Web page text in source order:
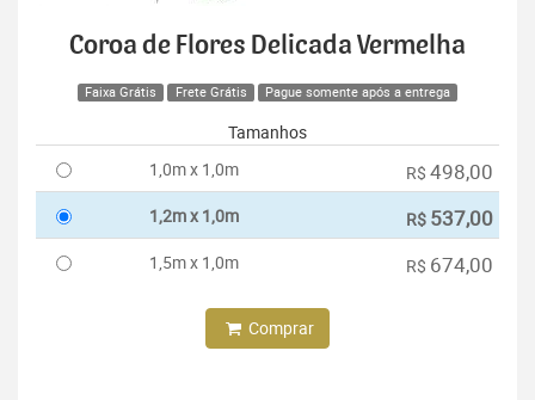
Coroa de Flores Delicada Vermelha
Faixa Grátis Frete Grátis Pague somente após a entrega
Tamanhos
1,0m x 1,0m
R$ 498,00
1,2m x 1,0m R$ 537,00
1,5m x 1,0m R$ 674,00
Comprar